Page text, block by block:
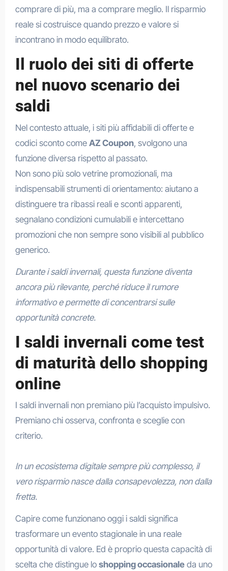
comprare di più, ma a comprare meglio. Il risparmio
reale si costruisce quando prezzo e valore si
incontrano in modo equilibrato.
Il ruolo dei siti di offerte
nel nuovo scenario dei
saldi
Nel contesto attuale, i siti più affidabili di offerte e
codici sconto come AZ Coupon, svolgono una
funzione diversa rispetto al passato.
Non sono più solo vetrine promozionali, ma
indispensabili strumenti di orientamento: aiutano a
distinguere tra ribassi reali e sconti apparenti,
segnalano condizioni cumulabili e intercettano
promozioni che non sempre sono visibili al pubblico
generico.
Durante i saldi invernali, questa funzione diventa
ancora più rilevante, perché riduce il rumore
informativo e permette di concentrarsi sulle
opportunità concrete.
I saldi invernali come test
di maturità dello shopping
online
I saldi invernali non premiano più l’acquisto impulsivo.
Premiano chi osserva, confronta e sceglie con
criterio.
In un ecosistema digitale sempre più complesso, il
vero risparmio nasce dalla consapevolezza, non dalla
fretta.
Capire come funzionano oggi i saldi significa
trasformare un evento stagionale in una reale
opportunità di valore. Ed è proprio questa capacità di
scelta che distingue lo shopping occasionaleda uno